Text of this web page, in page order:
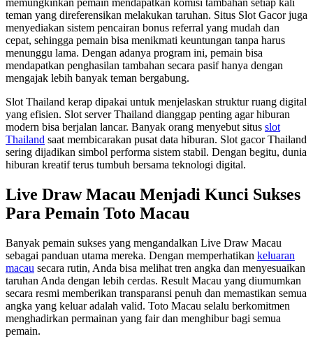
memungkinkan pemain mendapatkan komisi tambahan setiap kali
teman yang direferensikan melakukan taruhan. Situs Slot Gacor juga
menyediakan sistem pencairan bonus referral yang mudah dan
cepat, sehingga pemain bisa menikmati keuntungan tanpa harus
menunggu lama. Dengan adanya program ini, pemain bisa
mendapatkan penghasilan tambahan secara pasif hanya dengan
mengajak lebih banyak teman bergabung.
Slot Thailand kerap dipakai untuk menjelaskan struktur ruang digital
yang efisien. Slot server Thailand dianggap penting agar hiburan
modern bisa berjalan lancar. Banyak orang menyebut situs slot
Thailand saat membicarakan pusat data hiburan. Slot gacor Thailand
sering dijadikan simbol performa sistem stabil. Dengan begitu, dunia
hiburan kreatif terus tumbuh bersama teknologi digital.
Live Draw Macau Menjadi Kunci Sukses
Para Pemain Toto Macau
Banyak pemain sukses yang mengandalkan Live Draw Macau
sebagai panduan utama mereka. Dengan memperhatikan keluaran
macau secara rutin, Anda bisa melihat tren angka dan menyesuaikan
taruhan Anda dengan lebih cerdas. Result Macau yang diumumkan
secara resmi memberikan transparansi penuh dan memastikan semua
angka yang keluar adalah valid. Toto Macau selalu berkomitmen
menghadirkan permainan yang fair dan menghibur bagi semua
pemain.